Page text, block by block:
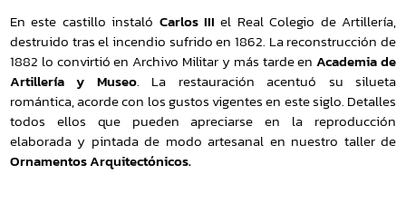
En este castillo instaló Carlos III el Real Colegio de Artillería,
destruido tras el incendio sufrido en 1862. La reconstrucción de
1882 lo convirtió en Archivo Militar y más tarde enAcademia de
Artillería y Museo. La restauración acentuó su silueta
romántica, acorde con los gustos vigentes en este siglo. Detalles
todos ellos que pueden apreciarse en la reproducción
elaborada y pintada de modo artesanal en nuestro taller de
Ornamentos Arquitectónicos.